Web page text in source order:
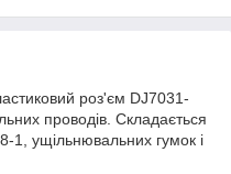
роз'єм DJ7031-
проводів. Складається
1, ущільнювальних гумок і